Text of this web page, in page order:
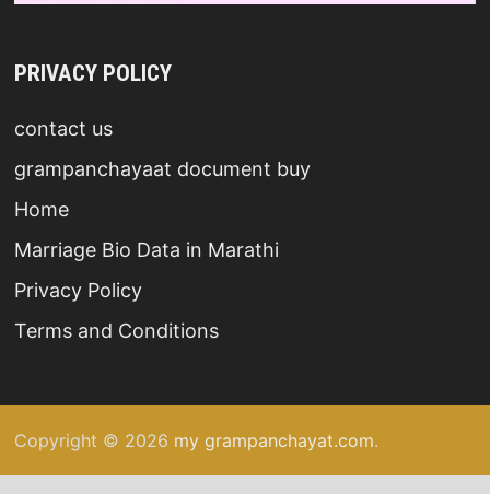
PRIVACY POLICY
contact us
grampanchayaat document buy
Home
Marriage Bio Data in Marathi
Privacy Policy
Terms and Conditions
Copyright © 2026 my grampanchayat.com.